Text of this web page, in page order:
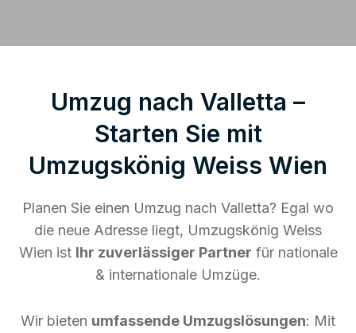
Umzug nach Valletta –
Starten Sie mit
Umzugskönig Weiss Wien
Planen Sie einen Umzug nach Valletta? Egal wo
die neue Adresse liegt, Umzugskönig Weiss
Wien ist Ihr zuverlässiger Partner für nationale
& internationale Umzüge.
Wir bieten umfassende Umzugslösungen: Mit